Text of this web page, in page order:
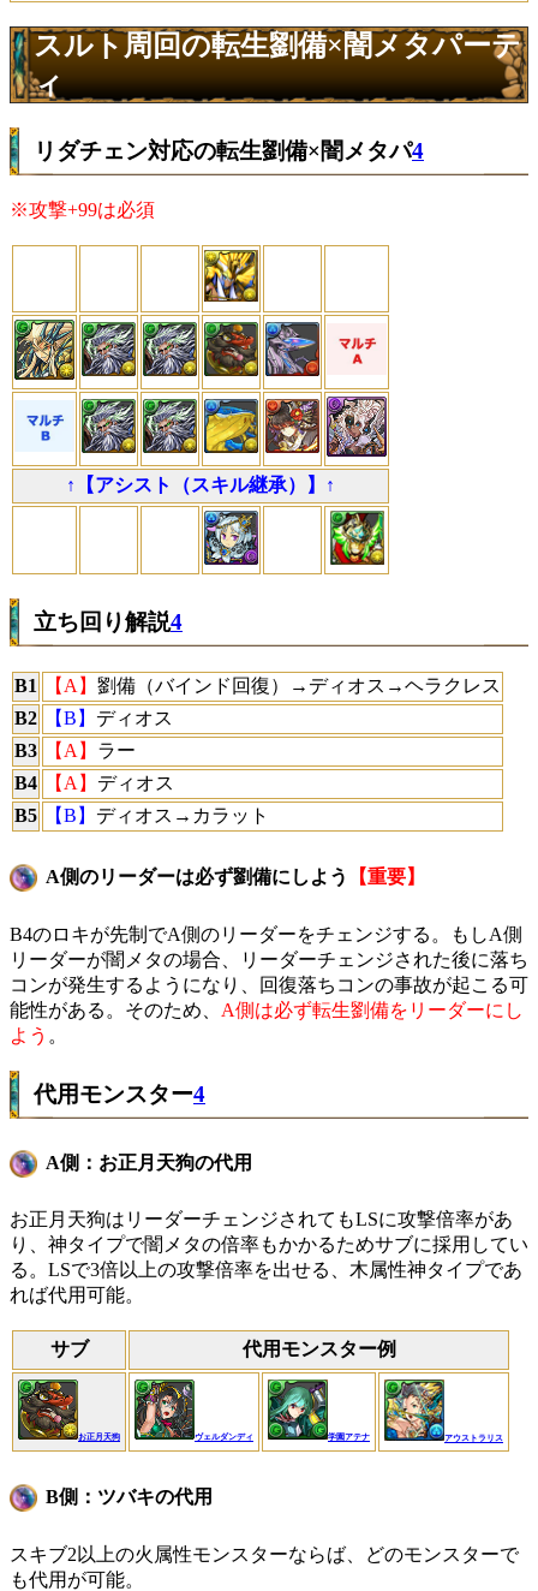
スルト周回の転生劉備×闇メタパーテ
ィ
リダチェン対応の転生劉備×闇メタパ4
※攻撃+99は必須
↑【アシスト（スキル継承）】↑
立ち回り解説4
B1 【A】 劉備（バインド回復）→ディオス→ヘラクレス
B2
【B】 ディオス
B3
【A】 ラー
B4
【A】 ディオス
B5
【B】 ディオス→カラット
A側のリーダーは必ず劉備にしよう 【重要】
B4のロキが先制でA側のリーダーをチェンジする。もしA側
リーダーが闇メタの場合、リーダーチェンジされた後に落ち
コンが発生するようになり、回復落ちコンの事故が起こる可
能性がある。そのため、 A側は必ず転生劉備をリーダーにし
よう 。
代用モンスター4
A側：お正月天狗の代用
お正月天狗はリーダーチェンジされてもLSに攻撃倍率があ
り、神タイプで闇メタの倍率もかかるためサブに採用してい
る。LSで3倍以上の攻撃倍率を出せる、木属性神タイプであ
れば代用可能。
サブ 代用モンスター例
お正月天狗 ヴェルダンディ 学園アテナ アウストラリス
B側：ツバキの代用
スキブ2以上の火属性モンスターならば、どのモンスターで
も代用が可能。